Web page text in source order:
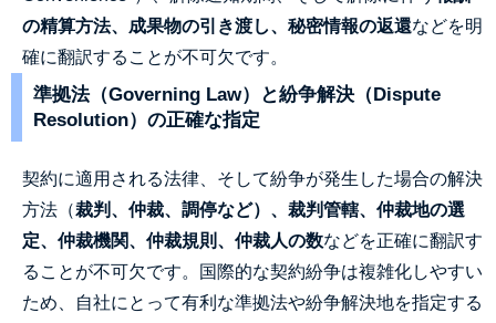
の精算方法、成果物の引き渡し、秘密情報の返還などを明
確に翻訳することが不可欠です。
準拠法（Governing Law）と紛争解決（Dispute
Resolution）の正確な指定
契約に適用される法律、そして紛争が発生した場合の解決
方法（裁判、仲裁、調停など）、裁判管轄、仲裁地の選
定、仲裁機関、仲裁規則、仲裁人の数などを正確に翻訳す
ることが不可欠です。国際的な契約紛争は複雑化しやすい
ため、自社にとって有利な準拠法や紛争解決地を指定する